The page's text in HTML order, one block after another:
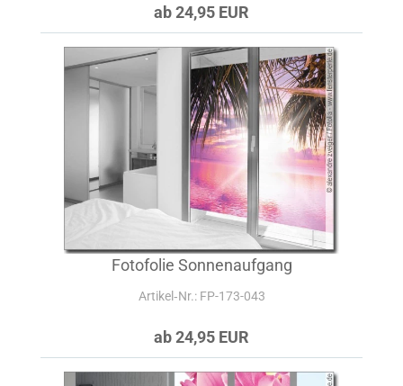
ab 24,95 EUR
Fotofolie Sonnenaufgang
Artikel‑Nr.: FP-173-043
ab 24,95 EUR